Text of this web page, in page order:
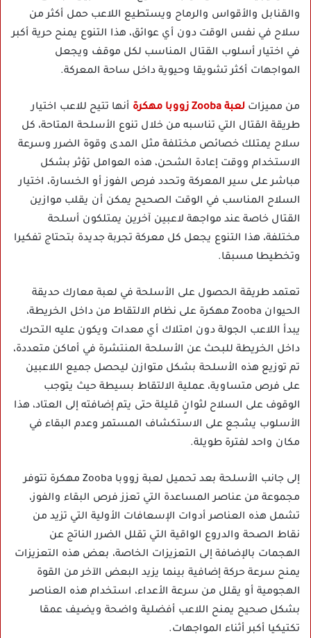
والقنابل والأقواس والرماح ويستطيع اللاعب حمل أكثر من
سلاح في نفس الوقت دون أي عوائق، هذا التنوع يمنح حرية أكبر
في اختيار أسلوب القتال المناسب لكل موقف ويجعل
المواجهات أكثر تشويقا وحيوية داخل ساحة المعركة.
من مميزات لعبة Zooba زووبا مهكرة
أنها تتيح للاعب اختيار
طريقة القتال التي تناسبه من خلال تنوع الأسلحة المتاحة، كل
سلاح يمتلك خصائص مختلفة مثل المدى وقوة الضرر وسرعة
الاستخدام ووقت إعادة الشحن، هذه العوامل تؤثر بشكل
مباشر على سير المعركة وتحدد فرص الفوز أو الخسارة، اختيار
السلاح المناسب في الوقت الصحيح يمكن أن يقلب موازين
القتال خاصة عند مواجهة لاعبين آخرين يمتلكون أسلحة
مختلفة، هذا التنوع يجعل كل معركة تجربة جديدة بتحتاج تفكيرا
وتخطيطا مسبقا.
تعتمد طريقة الحصول على الأسلحة في لعبة معارك حديقة
الحيوان Zooba مهكرة على نظام الالتقاط من داخل الخريطة،
يبدأ اللاعب الجولة دون امتلاك أي معدات ويكون عليه التحرك
داخل الخريطة للبحث عن الأسلحة المنتشرة في أماكن متعددة،
تم توزيع هذه الأسلحة بشكل متوازن ليحصل جميع اللاعبين
على فرص متساوية، عملية الالتقاط بسيطة حيث يتوجب
الوقوف على السلاح لثوانٍ قليلة حتى يتم إضافته إلى العتاد، هذا
الأسلوب يشجع على الاستكشاف المستمر وعدم البقاء في
مكان واحد لفترة طويلة.
إلى جانب الأسلحة بعد تحميل لعبة زووبا Zooba مهكرة تتوفر
مجموعة من عناصر المساعدة التي تعزز فرص البقاء والفوز،
تشمل هذه العناصر أدوات الإسعافات الأولية التي تزيد من
نقاط الصحة والدروع الواقية التي تقلل الضرر الناتج عن
الهجمات بالإضافة إلى التعزيزات الخاصة، بعض هذه التعزيزات
يمنح سرعة حركة إضافية بينما يزيد البعض الآخر من القوة
الهجومية أو يقلل من سرعة الأعداء، استخدام هذه العناصر
بشكل صحيح يمنح اللاعب أفضلية واضحة ويضيف عمقا
تكتيكيا أكبر أثناء المواجهات.